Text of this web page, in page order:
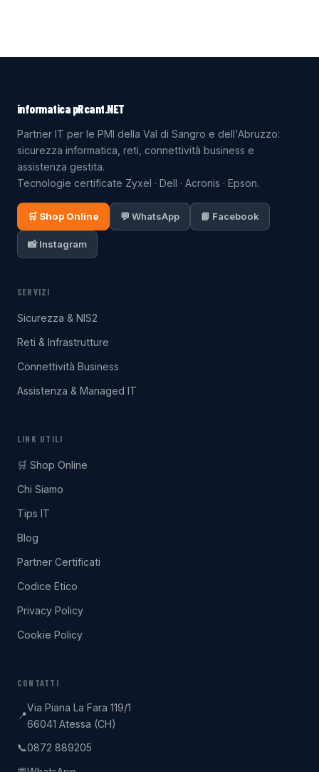
informatica pRcant.NET
Partner IT per le PMI della Val di Sangro e dell'Abruzzo:
sicurezza informatica, reti, connettività business e
assistenza gestita.
Tecnologie certificate Zyxel · Dell · Acronis · Epson.
🛒 Shop Online 💬 WhatsApp 📘 Facebook
📸 Instagram
SERVIZI
Sicurezza & NIS2
Reti & Infrastrutture
Connettività Business
Assistenza & Managed IT
LINK UTILI
🛒 Shop Online
Chi Siamo
Tips IT
Blog
Partner Certificati
Codice Etico
Privacy Policy
Cookie Policy
CONTATTI
📍
Via Piana La Fara 119/1
66041 Atessa (CH)
📞0872 889205